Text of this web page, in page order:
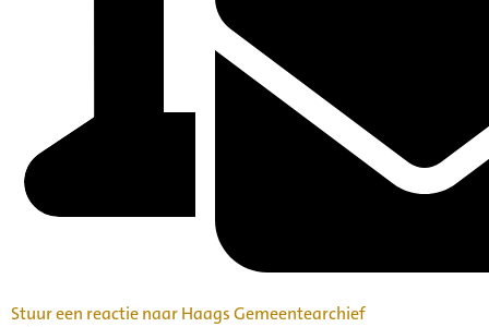
Stuur een reactie naar Haags Gemeentearchief